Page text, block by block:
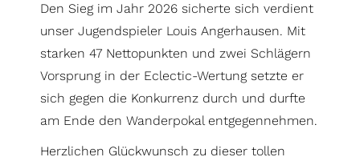
Den Sieg im Jahr 2026 sicherte sich verdient
unser Jugendspieler Louis Angerhausen. Mit
starken 47 Nettopunkten und zwei Schlägern
Vorsprung in der Eclectic-Wertung setzte er
sich gegen die Konkurrenz durch und durfte
am Ende den Wanderpokal entgegennehmen.
Herzlichen Glückwunsch zu dieser tollen